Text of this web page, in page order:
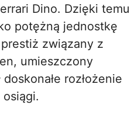
Dino. Dzięki temu
potężną jednostkę
związany z
umieszczony
rozłożenie